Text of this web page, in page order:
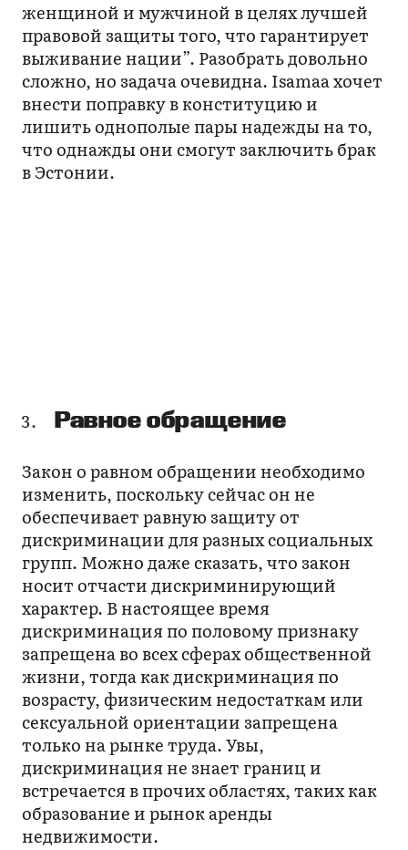
женщиной и мужчиной в целях лучшей
правовой защиты того, что гарантирует
выживание нации”. Разобрать довольно
сложно, но задача очевидна. Isamaa хочет
внести поправку в конституцию и
лишить однополые пары надежды на то,
что однажды они смогут заключить брак
в Эстонии.
Равное обращение
Закон о равном обращении необходимо
изменить, поскольку сейчас он не
обеспечивает равную защиту от
дискриминации для разных социальных
групп. Можно даже сказать, что закон
носит отчасти дискриминирующий
характер. В настоящее время
дискриминация по половому признаку
запрещена во всех сферах общественной
жизни, тогда как дискриминация по
возрасту, физическим недостаткам или
сексуальной ориентации запрещена
только на рынке труда. Увы,
дискриминация не знает границ и
встречается в прочих областях, таких как
образование и рынок аренды
недвижимости.